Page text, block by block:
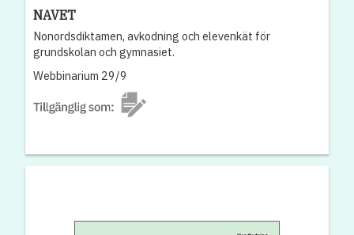
NAVET
Nonordsdiktamen, avkodning och elevenkät för
grundskolan och gymnasiet.
Webbinarium 29/9